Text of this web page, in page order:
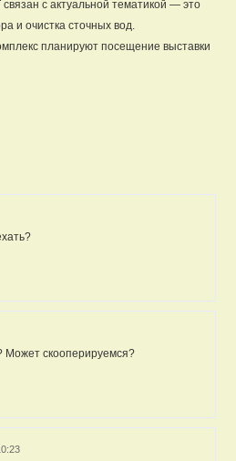
с актуальной тематикой — это
и очистка сточных вод.
планируют посещение выставки
Может скооперируемся?